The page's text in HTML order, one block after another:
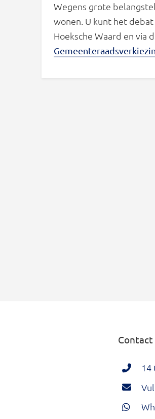
Wegens grote
wonen. U kunt het
Hoeksche Waard en via
Contact
14